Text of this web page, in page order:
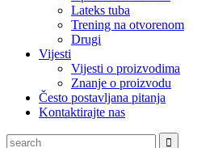
Lateks tuba
Trening na otvorenom
Drugi
Vijesti
Vijesti o proizvodima
Znanje o proizvodu
Često postavljana pitanja
Kontaktirajte nas